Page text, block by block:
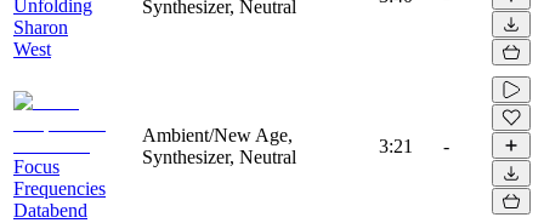
Unfolding
Sharon
West
Synthesizer, Neutral
Focus
Frequencies
Databend
Ambient/New Age,
Synthesizer, Neutral
3:21 -